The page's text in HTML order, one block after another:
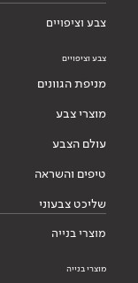
צבע וציפויים
צבע וציפויים
מניפת הגוונים
מוצרי צבע
עולם הצבע
טיפים והשראה
שליכט צבעוני
מוצרי בנייה
מוצרי בנייה